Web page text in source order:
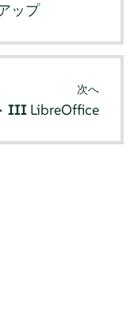
ップ
次へ
III LibreOffice